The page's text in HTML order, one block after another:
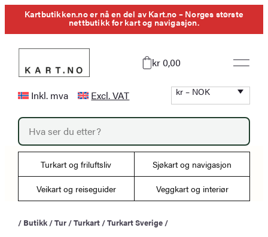
HoppKartbutikken.no er nå en del av Kart.no – Norges største
nettbutikk for kart og navigasjon.
kr 0,00
Inkl. mva Excl. VAT kr – NOK
P
o
d
t
r
Turkart og friluftsliv Sjøkart og navigasjon
Veikart og reiseguider Veggkart og interiør
/ Butikk /Tur /Turkart /Turkart Sverige /